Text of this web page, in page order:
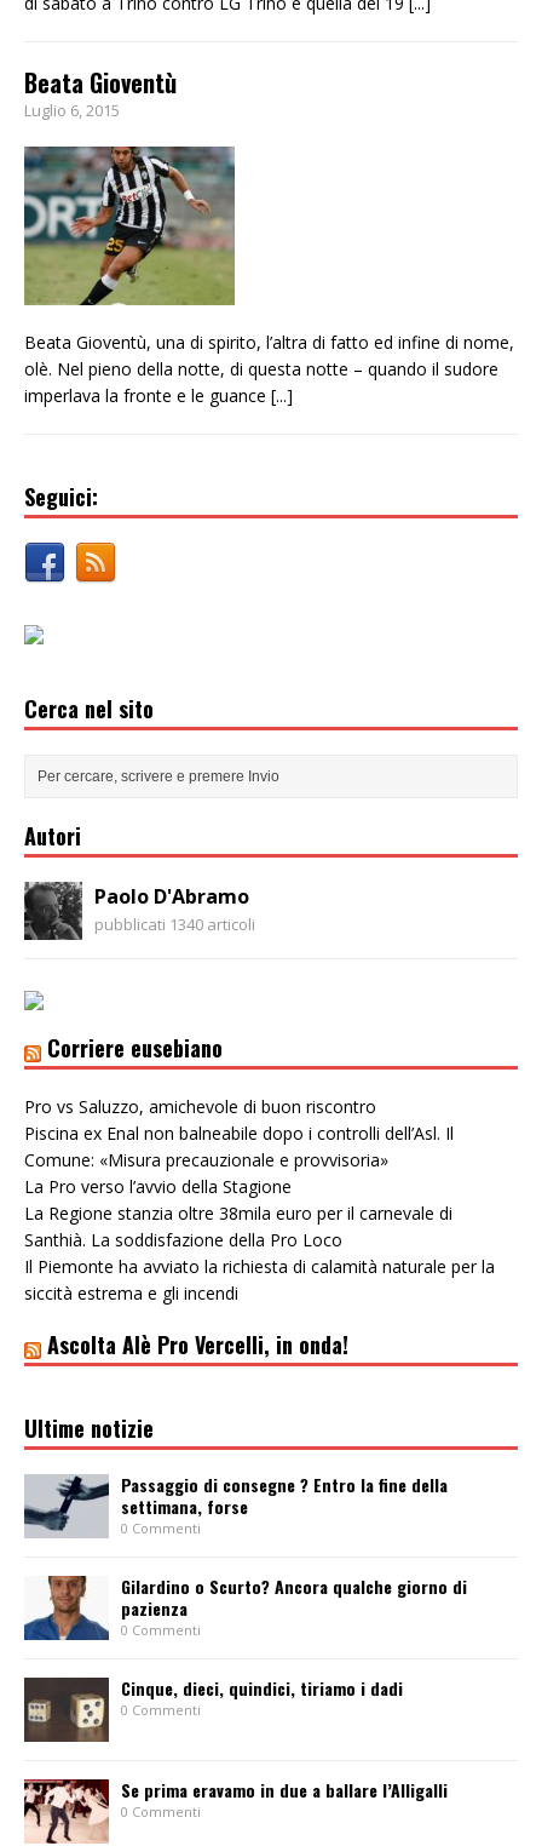
Beata Gioventù
Luglio 6, 2015
Beata Gioventù, una di spirito, l’altra di fatto ed infine di nome,
olè. Nel pieno della notte, di questa notte – quando il sudore
imperlava la fronte e le guance [...]
Seguici:
Cerca nel sito
Autori
Paolo D'Abramo
pubblicati 1340 articoli
Corriere eusebiano
Pro vs Saluzzo, amichevole di buon riscontro
Piscina ex Enal non balneabile dopo i controlli dell’Asl. Il
Comune: «Misura precauzionale e provvisoria»
La Pro verso l’avvio della Stagione
La Regione stanzia oltre 38mila euro per il carnevale di
Santhià. La soddisfazione della Pro Loco
Il Piemonte ha avviato la richiesta di calamità naturale per la
siccità estrema e gli incendi
Ascolta Alè Pro Vercelli, in onda!
Ultime notizie
Passaggio di consegne ? Entro la fine della
settimana, forse
0 Commenti
Gilardino o Scurto? Ancora qualche giorno di
pazienza
0 Commenti
Cinque, dieci, quindici, tiriamo i dadi
0 Commenti
Se prima eravamo in due a ballare l’Alligalli
0 Commenti